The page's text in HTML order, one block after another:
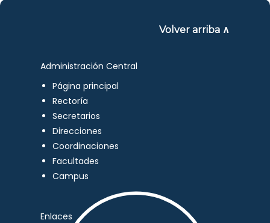
Volver arriba ∧
Administración Central
Página principal
Rectoría
Secretarios
Direcciones
Coordinaciones
Facultades
Campus
Enlaces